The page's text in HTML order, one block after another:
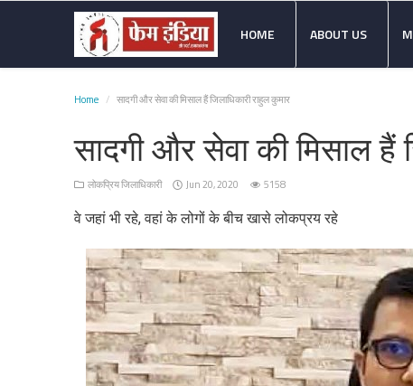
HOME ABOUT US
Home सादगी और सेवा की मिसाल हैं जिलाधिकारी राहुल कुमार
सादगी और सेवा की मिसाल हैं
लोकप्रिय जिलाधिकारी Jun 20, 2020 5158
वे जहां भी रहे, वहां के लोगों के बीच खासे लोकप्रय रहे